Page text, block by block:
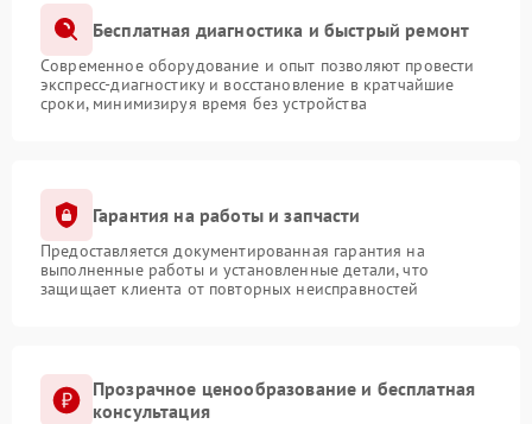
Бесплатная диагностика и быстрый ремонт
Современное оборудование и опыт позволяют провести
экспресс-диагностику и восстановление в кратчайшие
сроки, минимизируя время без устройства
Гарантия на работы и запчасти
Предоставляется документированная гарантия на
выполненные работы и установленные детали, что
защищает клиента от повторных неисправностей
Прозрачное ценообразование и бесплатная
консультация